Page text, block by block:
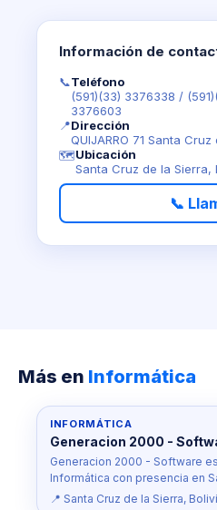
Información de
📞Teléfono
(591)(33) 3376338 /
3376603
📍Dirección
QUIJARRO 71 Santa
🗺️Ubicación
Santa Cruz de la Sierra,
📞
Más en Informática
INFORMÁTICA
Generacion 2000 -
Generacion 2000 - Software
Informática con presencia en
📍 Santa Cruz de la Sierra,